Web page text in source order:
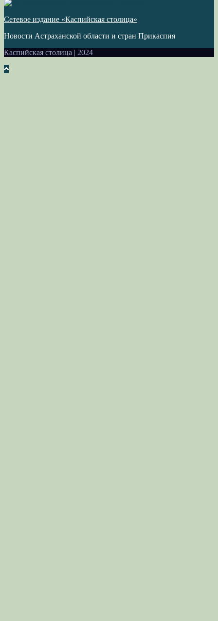
Сетевое издание «Каспийская столица»
Новости Астраханской области и стран Прикаспия
Каспийская столица | 2024